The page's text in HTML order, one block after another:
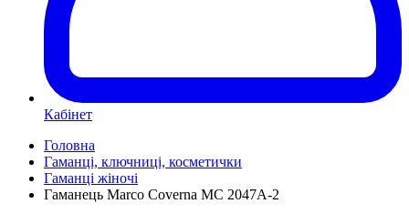
Кабінет
Головна
Гаманці, ключниці, косметички
Гаманці жіночі
Гаманець Marco Coverna MC 2047A-2